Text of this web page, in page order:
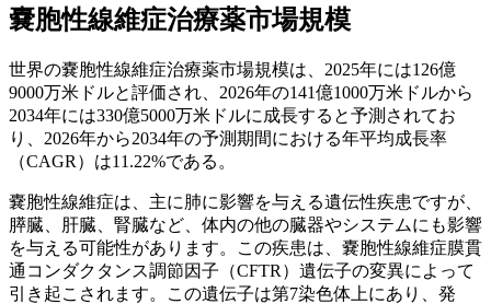
嚢胞性線維症治療薬市場規模
世界の嚢胞性線維症治療薬市場規模は、2025年には126億
9000万米ドルと評価され、2026年の141億1000万米ドルから
2034年には330億5000万米ドルに成長すると予測されてお
り、2026年から2034年の予測期間における年平均成長率
（CAGR）は11.22%である。
嚢胞性線維症は、主に肺に影響を与える遺伝性疾患ですが、
膵臓、肝臓、腎臓など、体内の他の臓器やシステムにも影響
を与える可能性があります。この疾患は、嚢胞性線維症膜貫
通コンダクタンス調節因子（CFTR）遺伝子の変異によって
引き起こされます。この遺伝子は第7染色体上にあり、発